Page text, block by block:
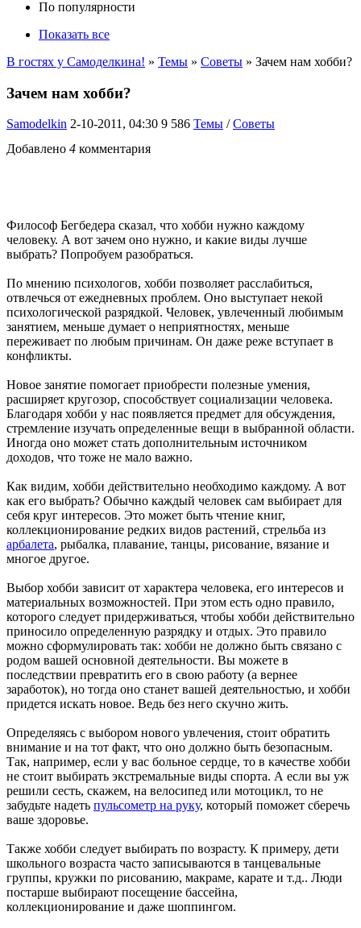
По популярности
Показать все
В гостях у Самоделкина! » Темы » Советы » Зачем нам хобби?
Зачем нам хобби?
Samodelkin 2-10-2011, 04:30 9 586 Темы /Советы
Добавлено 4 комментария
Философ Бегбедера сказал, что хобби нужно каждому
человеку. А вот зачем оно нужно, и какие виды лучше
выбрать? Попробуем разобраться.
По мнению психологов, хобби позволяет расслабиться,
отвлечься от ежедневных проблем. Оно выступает некой
психологической разрядкой. Человек, увлеченный любимым
занятием, меньше думает о неприятностях, меньше
переживает по любым причинам. Он даже реже вступает в
конфликты.
Новое занятие помогает приобрести полезные умения,
расширяет кругозор, способствует социализации человека.
Благодаря хобби у нас появляется предмет для обсуждения,
стремление изучать определенные вещи в выбранной области.
Иногда оно может стать дополнительным источником
доходов, что тоже не мало важно.
Как видим, хобби действительно необходимо каждому. А вот
как его выбрать? Обычно каждый человек сам выбирает для
себя круг интересов. Это может быть чтение книг,
коллекционирование редких видов растений, стрельба из
арбалета, рыбалка, плавание, танцы, рисование, вязание и
многое другое.
Выбор хобби зависит от характера человека, его интересов и
материальных возможностей. При этом есть одно правило,
которого следует придерживаться, чтобы хобби действительно
приносило определенную разрядку и отдых. Это правило
можно сформулировать так: хобби не должно быть связано с
родом вашей основной деятельности. Вы можете в
последствии превратить его в свою работу (а вернее
заработок), но тогда оно станет вашей деятельностью, и хобби
придется искать новое. Ведь без него скучно жить.
Определяясь с выбором нового увлечения, стоит обратить
внимание и на тот факт, что оно должно быть безопасным.
Так, например, если у вас больное сердце, то в качестве хобби
не стоит выбирать экстремальные виды спорта. А если вы уж
решили сесть, скажем, на велосипед или мотоцикл, то не
забудьте надеть пульсометр на руку, который поможет сберечь
ваше здоровье.
Также хобби следует выбирать по возрасту. К примеру, дети
школьного возраста часто записываются в танцевальные
группы, кружки по рисованию, макраме, карате и т.д.. Люди
постарше выбирают посещение бассейна,
коллекционирование и даже шоппингом.